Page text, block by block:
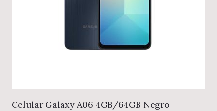
Celular Galaxy A06 4GB/64GB Negro